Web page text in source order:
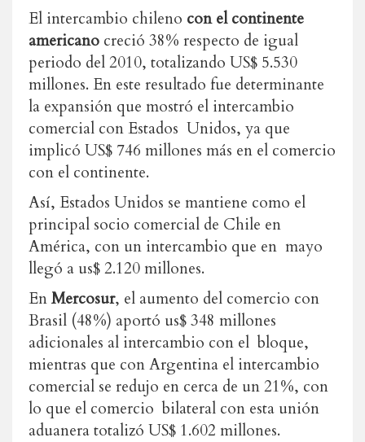
El intercambio chileno con el continente
americano creció 38% respecto de igual
periodo del 2010, totalizando US$ 5.530
millones. En este resultado fue determinante
la expansión que mostró el intercambio
comercial con Estados Unidos, ya que
implicó US$ 746 millones más en el comercio
con el continente.
Así, Estados Unidos se mantiene como el
principal socio comercial de Chile en
América, con un intercambio que en mayo
llegó a us$ 2.120 millones.
EnMercosur, el aumento del comercio con
Brasil (48%) aportó us$ 348 millones
adicionales al intercambio con el bloque,
mientras que con Argentina el intercambio
comercial se redujo en cerca de un 21%, con
lo que el comercio bilateral con esta unión
aduanera totalizó US$ 1.602 millones.